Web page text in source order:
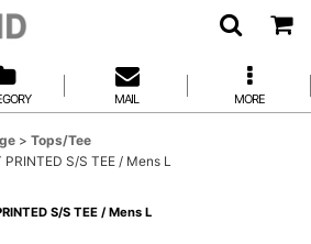
MAIL MORE
> Tops/Tee
S/S TEE / Mens L
S/S TEE / Mens L